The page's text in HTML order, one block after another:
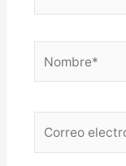
electrónico*